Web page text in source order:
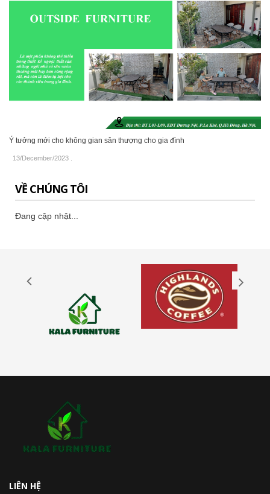
Ý tưởng mới cho không gian sân thượng cho gia đình
13/December/2023
VỀ CHÚNG TÔI
Đang cập nhật...
LIÊN HỆ